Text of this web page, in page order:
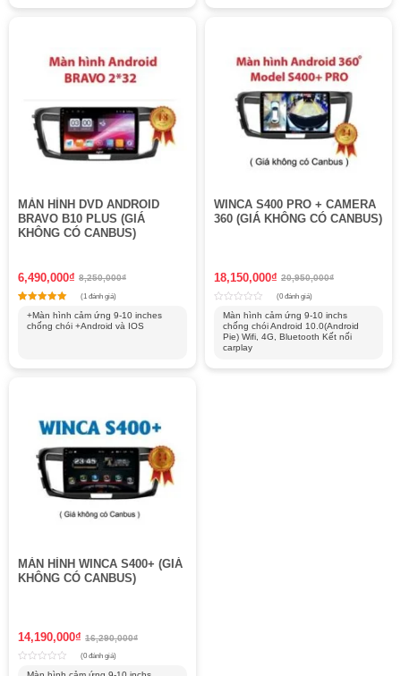
MÀN HÌNH DVD ANDROID
BRAVO B10 PLUS (GIÁ
KHÔNG CÓ CANBUS)
6,490,000₫ 8,250,000₫
5
out of 5 based oncustomer rating
(1 đánh giá)
+Màn hình cảm ứng 9-10 inches
chống chói +Android và IOS
WINCA S400 PRO + CAMERA
360 (GIÁ KHÔNG CÓ CANBUS)
18,150,000₫ 20,950,000₫
out
(0 đánh giá)
Màn hình cảm ứng 9-10 inchs
chống chói Android 10.0(Android
Pie) Wifi, 4G, Bluetooth Kết nối
carplay
MÀN HÌNH WINCA S400+ (GIÁ
KHÔNG CÓ CANBUS)
14,190,000₫ 16,290,000₫
Rated
(0 đánh giá)